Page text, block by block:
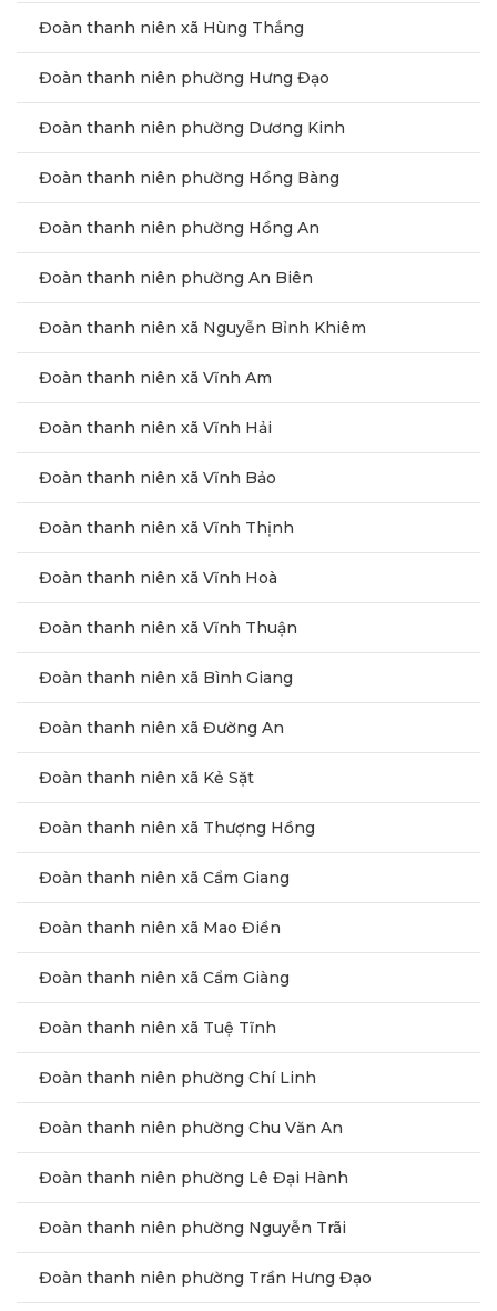
Đoàn thanh niên xã Hùng Thắng
Đoàn thanh niên phường Hưng Đạo
Đoàn thanh niên phường Dương Kinh
Đoàn thanh niên phường Hồng Bàng
Đoàn thanh niên phường Hồng An
Đoàn thanh niên phường An Biên
Đoàn thanh niên xã Nguyễn Bỉnh Khiêm
Đoàn thanh niên xã Vĩnh Am
Đoàn thanh niên xã Vĩnh Hải
Đoàn thanh niên xã Vĩnh Bảo
Đoàn thanh niên xã Vĩnh Thịnh
Đoàn thanh niên xã Vĩnh Hoà
Đoàn thanh niên xã Vĩnh Thuận
Đoàn thanh niên xã Bình Giang
Đoàn thanh niên xã Đường An
Đoàn thanh niên xã Kẻ Sặt
Đoàn thanh niên xã Thượng Hồng
Đoàn thanh niên xã Cẩm Giang
Đoàn thanh niên xã Mao Điền
Đoàn thanh niên xã Cẩm Giàng
Đoàn thanh niên xã Tuệ Tĩnh
Đoàn thanh niên phường Chí Linh
Đoàn thanh niên phường Chu Văn An
Đoàn thanh niên phường Lê Đại Hành
Đoàn thanh niên phường Nguyễn Trãi
Đoàn thanh niên phường Trần Hưng Đạo